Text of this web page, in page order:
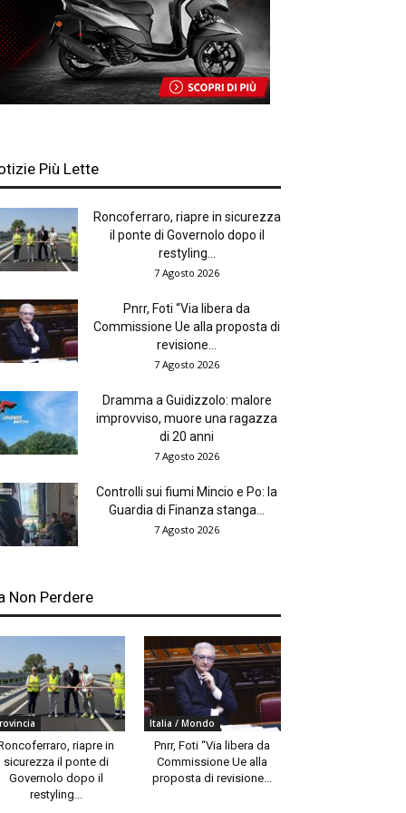
Più Lette
Roncoferraro, riapre in sicurezza
il ponte di Governolo dopo il
restyling...
7 Agosto 2026
Pnrr, Foti “Via libera da
Commissione Ue alla proposta di
revisione...
7 Agosto 2026
Dramma a Guidizzolo: malore
improvviso, muore una ragazza
di 20 anni
7 Agosto 2026
Controlli sui fiumi Mincio e Po: la
Guardia di Finanza stanga...
7 Agosto 2026
Non Perdere
riapre in
sicurezza il ponte di
Governolo dopo il
restyling...
Italia / Mondo
Pnrr, Foti “Via libera da
Commissione Ue alla
proposta di revisione...